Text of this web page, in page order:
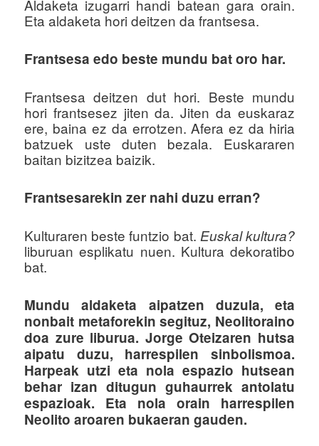
Aldaketa izugarri handi batean gara orain.
Eta aldaketa hori deitzen da frantsesa.
Frantsesa edo beste mundu bat oro har.
Frantsesa deitzen dut hori. Beste mundu
hori frantsesez jiten da. Jiten da euskaraz
ere, baina ez da errotzen. Afera ez da hiria
batzuek uste duten bezala. Euskararen
baitan bizitzea baizik.
Frantsesarekin zer nahi duzu erran?
Kulturaren beste funtzio bat. Euskal kultura?
liburuan esplikatu nuen. Kultura dekoratibo
bat.
Mundu aldaketa aipatzen duzula, eta
nonbait metaforekin segituz, Neolitoraino
doa zure liburua. Jorge Oteizaren hutsa
aipatu duzu, harrespilen sinbolismoa.
Harpeak utzi eta nola espazio hutsean
behar izan ditugun guhaurrek antolatu
espazioak. Eta nola orain harrespilen
Neolito aroaren bukaeran gauden.